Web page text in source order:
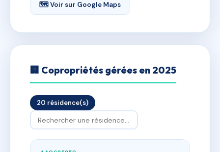
🗺 Voir sur Google Maps
🏢 Copropriétés gérées en 2025
20 résidence(s)